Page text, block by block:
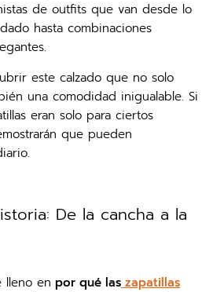
de outfits que van desde lo
hasta combinaciones
este calzado que no solo
una comodidad inigualable. Si
eran solo para ciertos
que pueden
De la cancha a la
lleno en por qué las zapatillas